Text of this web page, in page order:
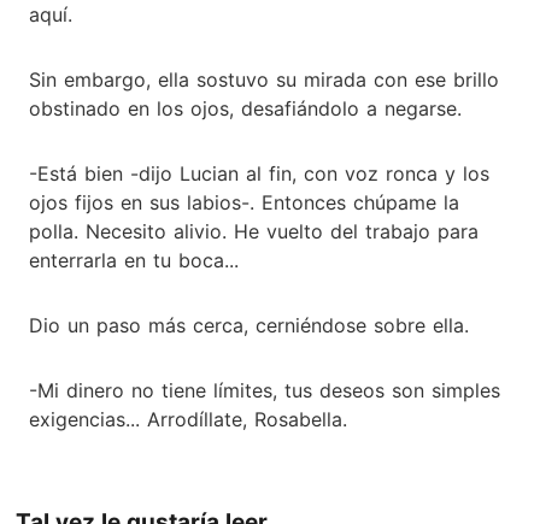
aquí.
Sin embargo, ella sostuvo su mirada con ese brillo
obstinado en los ojos, desafiándolo a negarse.
-Está bien -dijo Lucian al fin, con voz ronca y los
ojos fijos en sus labios-. Entonces chúpame la
polla. Necesito alivio. He vuelto del trabajo para
enterrarla en tu boca...
Dio un paso más cerca, cerniéndose sobre ella.
-Mi dinero no tiene límites, tus deseos son simples
exigencias... Arrodíllate, Rosabella.